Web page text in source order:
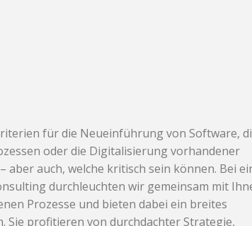
für die Neueinführung von Software,
oder die Digitalisierung vorhandener
aber auch, welche kritisch sein können. Bei
durchleuchten wir gemeinsam mit
Prozesse und bieten dabei ein breites
Sie profitieren von durchdachter Strategie,